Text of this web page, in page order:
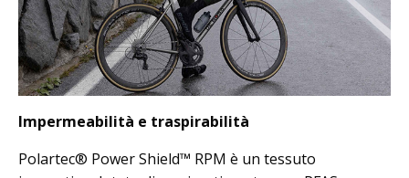
Impermeabilità e traspirabilità
Polartec® Power Shield™ RPM è un tessuto